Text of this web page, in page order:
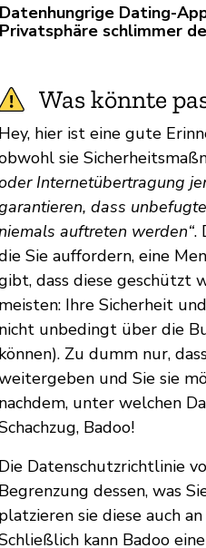
Datenhungrige Dating-
Privatsphäre schlimmer
Was könnte
Hey, hier ist eine gute
sie
Internetübertragung
dass
auftreten werden“.
Sie auffordern, eine
dass diese geschützt
meisten: Ihre Sicherheit
nicht unbedingt über die
können). Zu dumm nur,
und Sie sie
nachdem, unter welchen
Badoo!
Die Datenschutzrichtlinie
Begrenzung dessen, was
platzieren sie diese auch
kann Badoo